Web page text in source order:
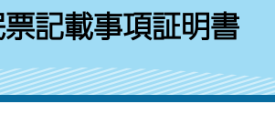
記載事項証明書